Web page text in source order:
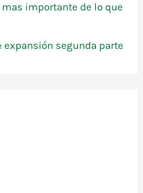
importante de lo que
expansión segunda parte